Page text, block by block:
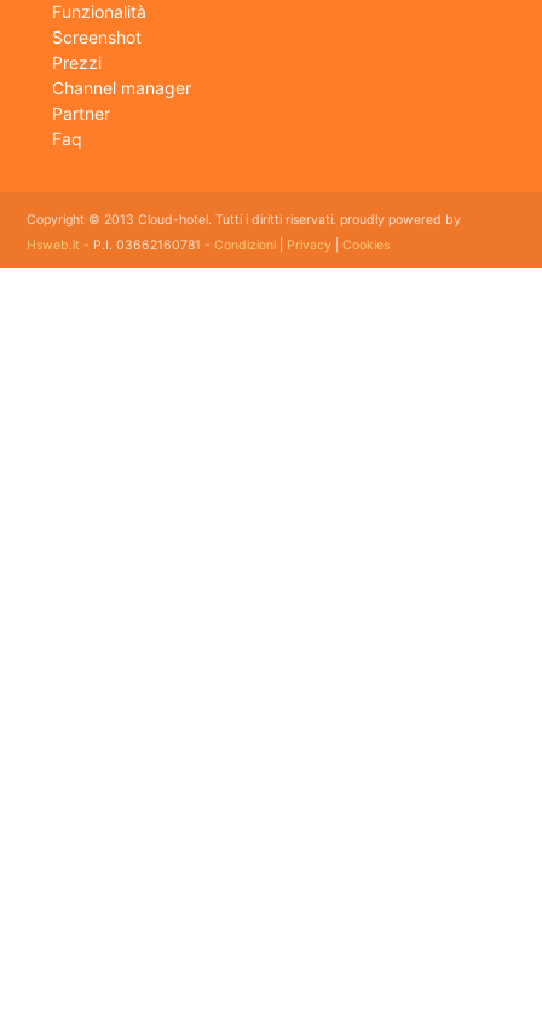
Funzionalità
Screenshot
Prezzi
Channel manager
Partner
Faq
Copyright © 2013 Cloud-hotel. Tutti i diritti riservati. proudly powered by
Hsweb.it - P.I. 03662160781 -Condizioni Privacy |Cookies